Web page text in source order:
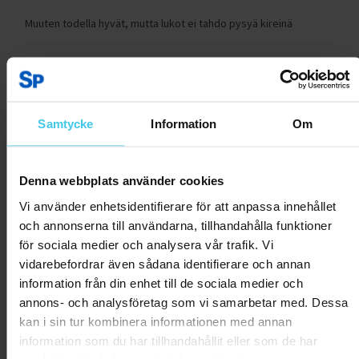
Samtycke Information Om
Denna webbplats använder cookies
Vi använder enhetsidentifierare för att anpassa innehållet
och annonserna till användarna, tillhandahålla funktioner
för sociala medier och analysera vår trafik. Vi
vidarebefordrar även sådana identifierare och annan
information från din enhet till de sociala medier och
annons- och analysföretag som vi samarbetar med. Dessa
kan i sin tur kombinera informationen med annan
information som du har tillhandahållit eller som de har
Muuten todella hyvät, mutta lukot ei tahdo pysyä kireinä
Var
detta
till
Rapportera som olämplig
Käsipainot
Kotikäyttöön sopivat ja helposti muunneltavat.
detta
till
Rapportera som olämplig